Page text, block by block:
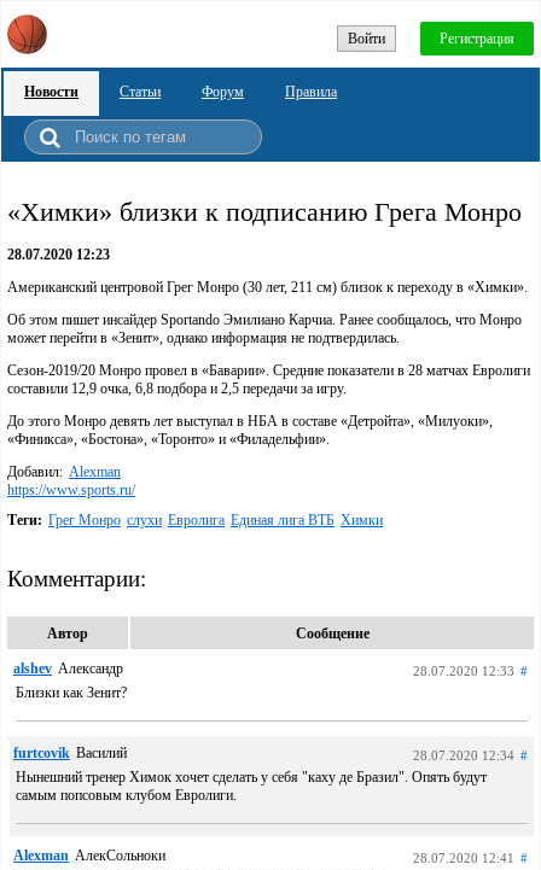
Войти Регистрация
Новости Статьи Форум Правила
«Химки» близки к подписанию Грега Монро
28.07.2020 12:23
Американский центровой Грег Монро (30 лет, 211 см) близок к переходу в «Химки».
Об этом пишет инсайдер Sportando Эмилиано Карчиа. Ранее сообщалось, что Монро
может перейти в «Зенит», однако информация не подтвердилась.
Сезон-2019/20 Монро провел в «Баварии». Средние показатели в 28 матчах Евролиги
составили 12,9 очка, 6,8 подбора и 2,5 передачи за игру.
До этого Монро девять лет выступал в НБА в составе «Детройта», «Милуоки»,
«Финикса», «Бостона», «Торонто» и «Филадельфии».
Добавил: Alexman
https://www.sports.ru/
Теги: Грег Монро слухи Евролига Единая лига ВТБ Химки
Комментарии:
Автор Сообщение
alshev Александр 28.07.2020 12:33 #
Близки как Зенит?
furtcovik Василий 28.07.2020 12:34 #
Нынешний тренер Химок хочет сделать у себя "каху де Бразил". Опять будут
самым попсовым клубом Евролиги.
Alexman АлекСольноки 28.07.2020 12:41 #